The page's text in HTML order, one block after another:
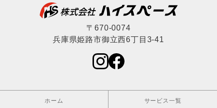
〒670-0074
兵庫県姫路市御立西6丁目3-41
ホーム サービス一覧